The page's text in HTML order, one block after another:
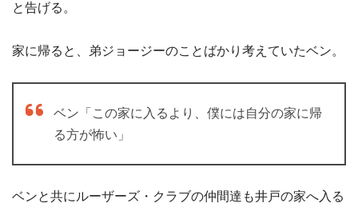
と告げる。
家に帰ると、弟ジョージーのことばかり考えていたベン。
ベン「この家に入るより、僕には自分の家に帰
る方が怖い」
ベンと共にルーザーズ・クラブの仲間達も井戸の家へ入る